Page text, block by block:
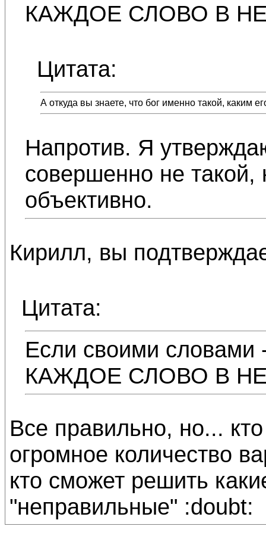
КАЖДОЕ СЛОВО В
Цитата:
А откуда вы знаете, что бог именно такой, каким
Напротив. Я
совершенно не такой,
объективно.
Кирилл, вы
Цитата:
Если своими словами
КАЖДОЕ СЛОВО В
Все правильно, но...
огромное количество
кто сможет решить
"неправильные" :doubt: